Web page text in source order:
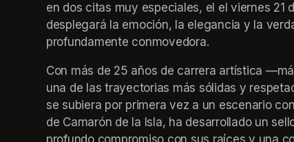
en dos citas muy especiales, el el viernes 21
desplegará la emoción, la elegancia y la
profundamente conmovedora.
Con más de 25 años de carrera artística
una de las trayectorias más sólidas y
se subiera por primera vez a un escenario
de Camarón de la Isla, ha desarrollado un